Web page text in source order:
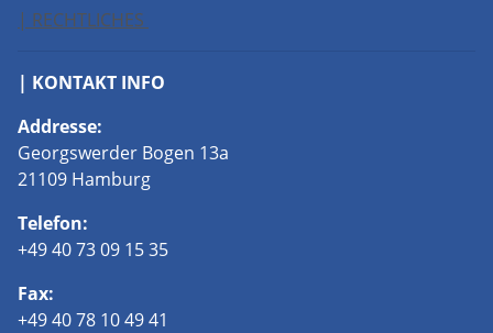
| RECHTLICHES
| KONTAKT INFO
Addresse:
Georgswerder Bogen 13a
21109 Hamburg
Telefon:
+49 40 73 09 15 35
Fax:
+49 40 78 10 49 41